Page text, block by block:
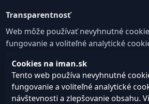
Transparentnosť
Web môže používať nevyhnutné
fungovanie a voliteľné analytické
zlepšovanie obsahu a používateľskej
Nastavenie cookies
Cookies na iman.sk
Tento web používa nevyhnutné
fungovanie a voliteľné analytické
návštevnosti a zlepšovanie obsahu.